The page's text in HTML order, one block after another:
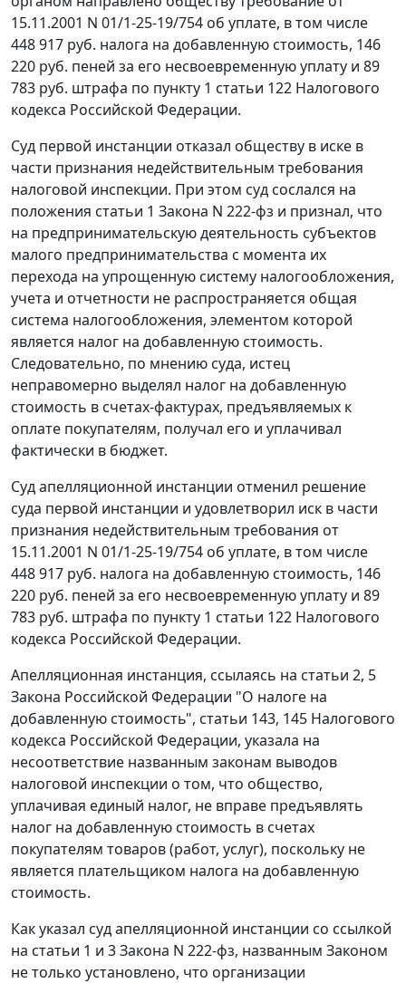
15.11.2001 N 01/1-25-19/754 об уплате, в том числе
448 917 руб. налога на добавленную стоимость, 146
220 руб. пеней за его несвоевременную уплату и 89
783 руб. штрафа по пункту 1 статьи 122 Налогового
кодекса Российской Федерации.
Суд первой инстанции отказал обществу в иске в
части признания недействительным требования
налоговой инспекции. При этом суд сослался на
положения статьи 1 Закона N 222-фз и признал, что
на предпринимательскую деятельность субъектов
малого предпринимательства с момента их
перехода на упрощенную систему налогообложения,
учета и отчетности не распространяется общая
система налогообложения, элементом которой
является налог на добавленную стоимость.
Следовательно, по мнению суда, истец
неправомерно выделял налог на добавленную
стоимость в счетах-фактурах, предъявляемых к
оплате покупателям, получал его и уплачивал
фактически в бюджет.
Суд апелляционной инстанции отменил решение
суда первой инстанции и удовлетворил иск в части
признания недействительным требования от
15.11.2001 N 01/1-25-19/754 об уплате, в том числе
448 917 руб. налога на добавленную стоимость, 146
220 руб. пеней за его несвоевременную уплату и 89
783 руб. штрафа по пункту 1 статьи 122 Налогового
кодекса Российской Федерации.
Апелляционная инстанция, ссылаясь на статьи 2, 5
Закона Российской Федерации "О налоге на
добавленную стоимость", статьи 143, 145 Налогового
кодекса Российской Федерации, указала на
несоответствие названным законам выводов
налоговой инспекции о том, что общество,
уплачивая единый налог, не вправе предъявлять
налог на добавленную стоимость в счетах
покупателям товаров (работ, услуг), поскольку не
является плательщиком налога на добавленную
стоимость.
Как указал суд апелляционной инстанции со ссылкой
на статьи 1 и 3Закона N 222-фз, названным Законом
не только установлено, что организации